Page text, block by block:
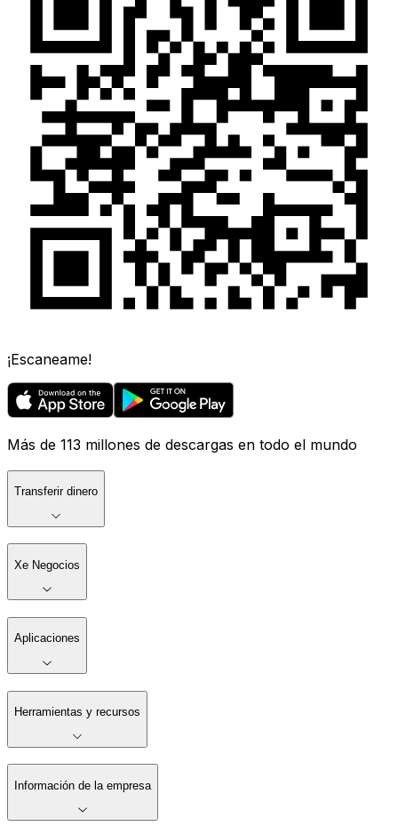
¡Escaneame!
Más de 113 millones de descargas en todo el mundo
Transferir dinero
Xe Negocios
Aplicaciones
Herramientas y recursos
Información de la empresa